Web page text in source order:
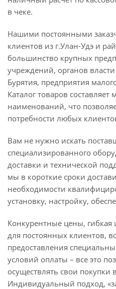
в чеке.
Нашими постоянными
клиентов из г.Улан-Удэ и
большинство крупных
учреждений, органов
Бурятия, предприятия
Каталог товаров
наименований, что
потребности любых
Вам не нужно искать
специализированного
доставки и технической
мы в короткие сроки
необходимости
установку, настройку,
Конкурентные цены, гибкая
для постоянных клиентов,
предоставления
условий оплаты – все это
осуществлять свои
Индивидуальный подход,